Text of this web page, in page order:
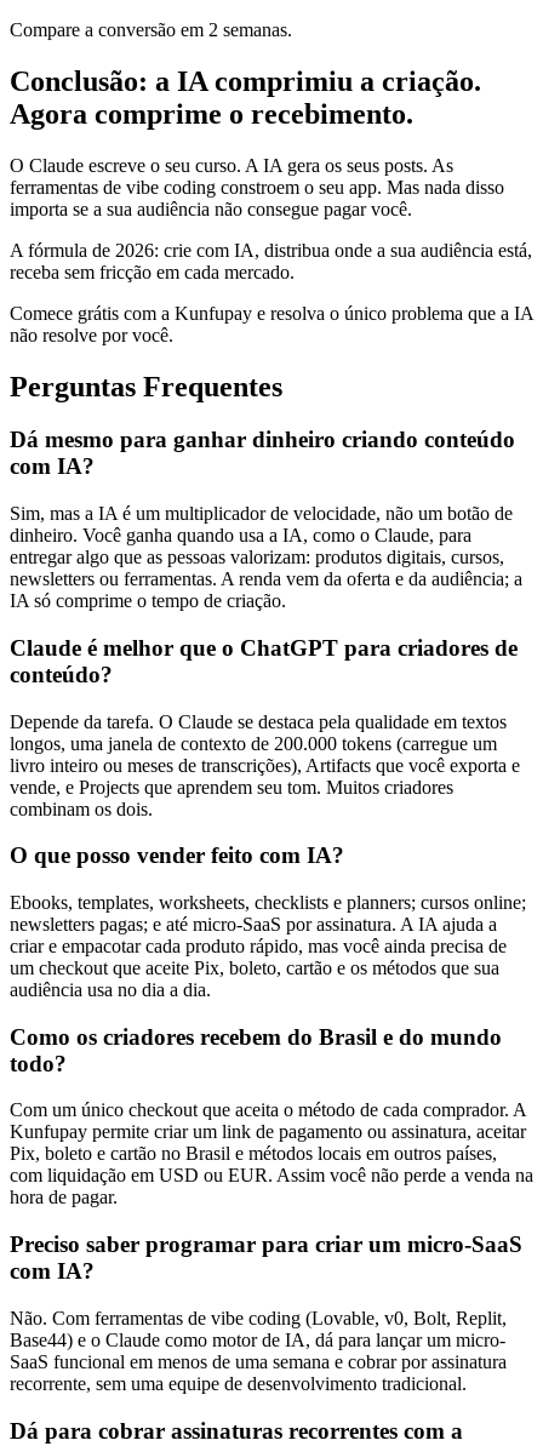
Compare a conversão em 2 semanas.
Conclusão: a IA comprimiu a criação.
Agora comprime o recebimento.
O Claude escreve o seu curso. A IA gera os seus posts. As
ferramentas de vibe coding constroem o seu app. Mas nada disso
importa se a sua audiência não consegue pagar você.
A fórmula de 2026: crie com IA, distribua onde a sua audiência está,
receba sem fricção em cada mercado.
Comece grátis com a Kunfupay e resolva o único problema que a IA
não resolve por você.
Perguntas Frequentes
Dá mesmo para ganhar dinheiro criando conteúdo
com IA?
Sim, mas a IA é um multiplicador de velocidade, não um botão de
dinheiro. Você ganha quando usa a IA, como o Claude, para
entregar algo que as pessoas valorizam: produtos digitais, cursos,
newsletters ou ferramentas. A renda vem da oferta e da audiência; a
IA só comprime o tempo de criação.
Claude é melhor que o ChatGPT para criadores de
conteúdo?
Depende da tarefa. O Claude se destaca pela qualidade em textos
longos, uma janela de contexto de 200.000 tokens (carregue um
livro inteiro ou meses de transcrições), Artifacts que você exporta e
vende, e Projects que aprendem seu tom. Muitos criadores
combinam os dois.
O que posso vender feito com IA?
Ebooks, templates, worksheets, checklists e planners; cursos online;
newsletters pagas; e até micro-SaaS por assinatura. A IA ajuda a
criar e empacotar cada produto rápido, mas você ainda precisa de
um checkout que aceite Pix, boleto, cartão e os métodos que sua
audiência usa no dia a dia.
Como os criadores recebem do Brasil e do mundo
todo?
Com um único checkout que aceita o método de cada comprador. A
Kunfupay permite criar um link de pagamento ou assinatura, aceitar
Pix, boleto e cartão no Brasil e métodos locais em outros países,
com liquidação em USD ou EUR. Assim você não perde a venda na
hora de pagar.
Preciso saber programar para criar um micro-SaaS
com IA?
Não. Com ferramentas de vibe coding (Lovable, v0, Bolt, Replit,
Base44) e o Claude como motor de IA, dá para lançar um micro-
SaaS funcional em menos de uma semana e cobrar por assinatura
recorrente, sem uma equipe de desenvolvimento tradicional.
Dá para cobrar assinaturas recorrentes com a